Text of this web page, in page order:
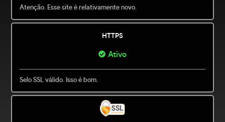
Atenção. Esse site é relativamente novo.
HTTPS
Ativo
Selo SSL válido. Isso é bom.